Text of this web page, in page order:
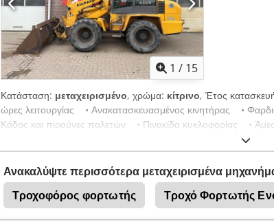
1 / 15
Κατάσταση: μεταχειρισμένο, χρώμα: κίτρινο, Έτος
ώρες λειτουργίας • Ανακατασκευασμένος κινητήρας •
Κάδος και πιρούνες παλετών • Πινακίδα κυκλοφορίας •
Apmjck Κατάσταση: Μεταχειρισμένο Έτος κατασκευής: 1999
Ανακαλύψτε περισσότερα μεταχειρισμένα
Τροχοφόρος φορτωτής
Τροχό Φορτωτής